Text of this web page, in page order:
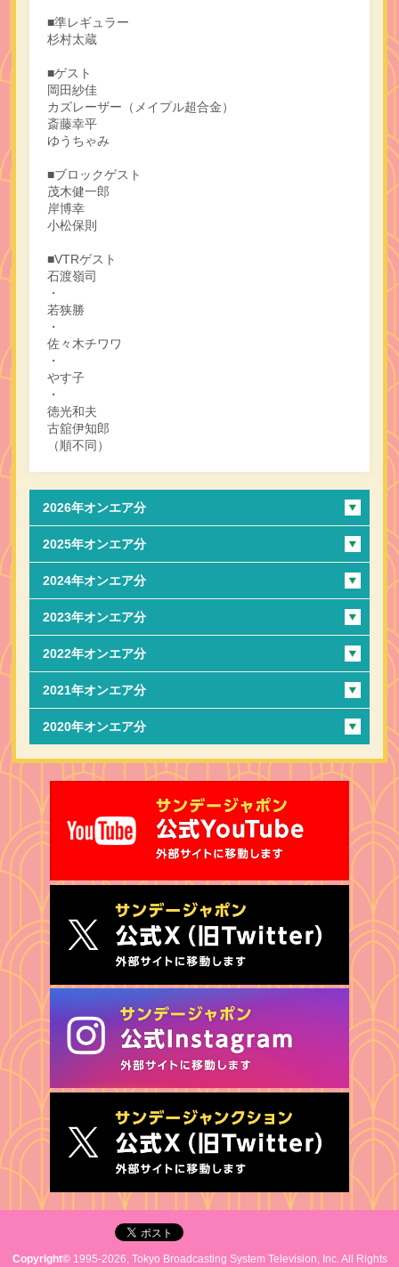
■準レギュラー
杉村太蔵
■ゲスト
岡田紗佳
カズレーザー（メイプル超合金）
斎藤幸平
ゆうちゃみ
■ブロックゲスト
茂木健一郎
岸博幸
小松保則
■VTRゲスト
石渡嶺司
・
若狭勝
・
佐々木チワワ
・
やす子
・
徳光和夫
古舘伊知郎
（順不同）
2026年オンエア分
2025年オンエア分
2024年オンエア分
2023年オンエア分
2022年オンエア分
2021年オンエア分
2020年オンエア分
Copyright©1995-2026, Tokyo Broadcasting System Television, Inc. All Rights